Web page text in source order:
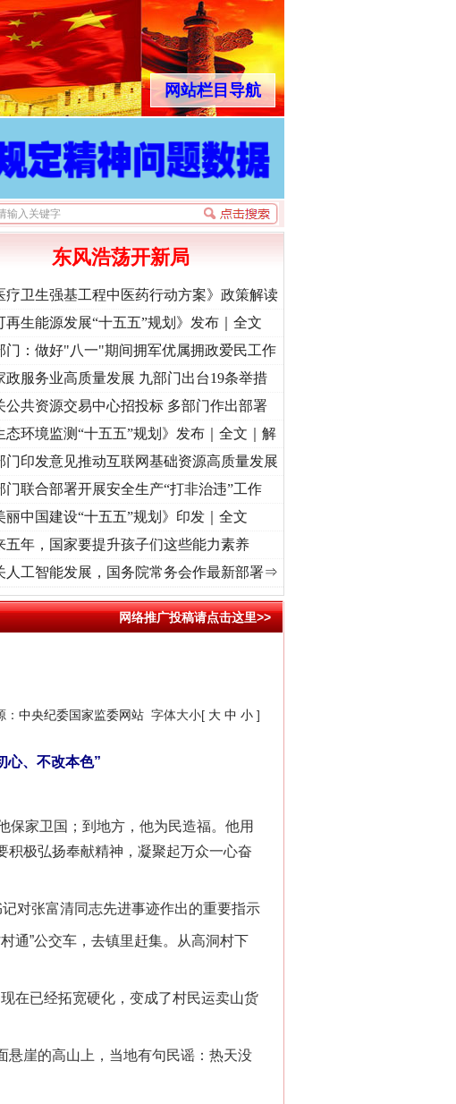
网站栏目导航
纪律.. ·[视频]牢记初心使命 奋进复兴征程丨“转折之城”激荡..
东风浩荡开新局
疗卫生强基工程中医药行动方案》政策解读
再生能源发展“十五五”规划》发布｜全文
门：做好"八一"期间拥军优属拥政爱民工作
政服务业高质量发展 九部门出台19条举措
公共资源交易中心招投标 多部门作出部署
态环境监测“十五五”规划》发布｜全文｜解
门印发意见推动互联网基础资源高质量发展
门联合部署开展安全生产“打非治违”工作
丽中国建设“十五五”规划》印发｜全文
五年，国家要提升孩子们这些能力素养
人工智能发展，国务院常务会作最新部署⇒
网络推广投稿请点击这里>>
中央纪委国家监委网站 字体大小[ 大 中 小 ]
心、不改本色”
家卫国；到地方，他为民造福。他用
积极弘扬奉献精神，凝聚起万众一心奋
张富清同志先进事迹作出的重要指示
”公交车，去镇里赶集。从高洞村下
在已经拓宽硬化，变成了村民运卖山货
崖的高山上，当地有句民谣：热天没